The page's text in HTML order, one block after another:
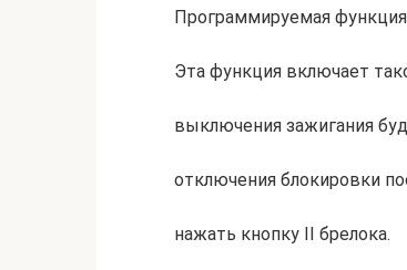
Программируемая
Эта функция включает
выключения зажигания
отключения блокировки
нажать кнопку II брелока.